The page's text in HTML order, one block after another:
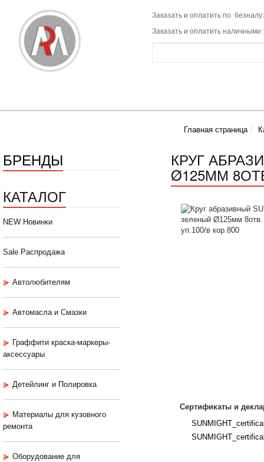
Заказать и оплатить по
Заказать и оплатить наличными
Главная страница
БРЕНДЫ
КАТАЛОГ
NEW Новинки
Sale Распродажа
Автолюбителям
Автомасла и Смазки
Граффити краска-маркеры-
аксессуары
Детейлинг и Полировка
Материалы для кузовного
ремонта
Оборудование для
КРУГ
Ø125ММ
Сертификаты и